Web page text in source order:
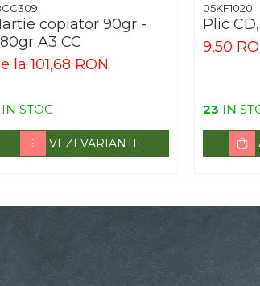
copiator 90gr -
A3 CC
la 101,68 RON
IN STOC
VEZI VARIANTE
05KF1020
Plic
9,50
23 IN